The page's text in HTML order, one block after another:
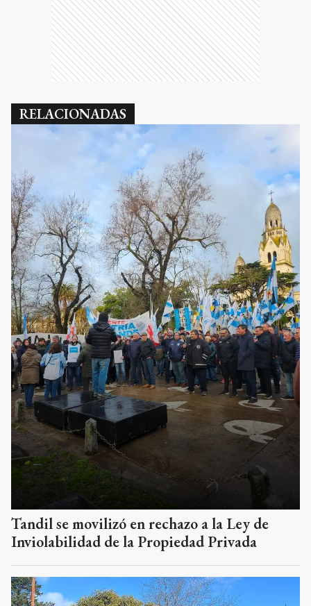
RELACIONADAS
Tandil se movilizó en rechazo a la Ley de
Inviolabilidad de la Propiedad Privada